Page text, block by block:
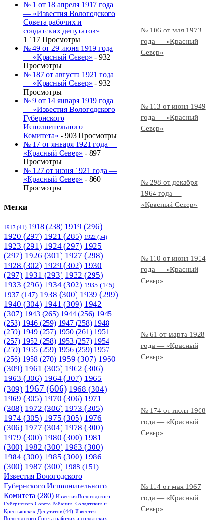
№ 106 от мая 1973
года — «Красный
Север»
№ 113 от июня 1949
года — «Красный
Север»
№ 298 от декабря
1964 года —
«Красный Север»
№ 110 от июня 1954
года — «Красный
Север»
№ 61 от марта 1928
года — «Красный
Север»
№ 174 от июля 1968
года — «Красный
Север»
№ 114 от мая 1967
года — «Красный
Север»
№ 1 от 18 апреля 1917 года
— «Известия Вологодского
Совета рабочих и
солдатских депутатов» -
1 117 Просмотры
№ 49 от 29 июня 1919 года
— «Красный Север» - 932
Просмотры
№ 187 от августа 1921 года
— «Красный Север» - 932
Просмотры
№ 9 от 14 января 1919 года
— «Известия Вологодского
Губернского
Исполнительного
Комитета» - 903 Просмотры
№ 17 от января 1921 года —
«Красный Север» - 897
Просмотры
№ 127 от июня 1921 года —
«Красный Север» - 860
Просмотры
Метки
1917 (41) 1918 (238) 1919 (296)
1920 (297) 1921 (285) 1922 (54)
1923 (291) 1924 (297) 1925
(297) 1926 (301) 1927 (298)
1928 (302) 1929 (302) 1930
(297) 1931 (293) 1932 (295)
1933 (296) 1934 (302) 1935 (145)
1937 (147) 1938 (300) 1939 (299)
1940 (304) 1941 (309) 1942
(307) 1943 (265) 1944 (256) 1945
(258) 1946 (259) 1947 (258) 1948
(259) 1949 (257) 1950 (261) 1951
(257) 1952 (258) 1953 (257) 1954
(259) 1955 (259) 1956 (259) 1957
(256) 1958 (270) 1959 (307) 1960
(309) 1961 (305) 1962 (306)
1963 (306) 1964 (307) 1965
(309) 1967 (606) 1968 (304)
1969 (305) 1970 (306) 1971
(308) 1972 (306) 1973 (305)
1974 (305) 1975 (305) 1976
(306) 1977 (304) 1978 (300)
1979 (300) 1980 (300) 1981
(300) 1982 (300) 1983 (300)
1984 (300) 1985 (300) 1986
(300) 1987 (300) 1988 (151)
Известия Вологодского
Губернского Исполнительного
Комитета (280) Известия Вологодского
Губернского Совета Рабочих, Солдатских и
Крестьянских Депутатов (44) Известия
Вологодского Совета рабочих и солдатских